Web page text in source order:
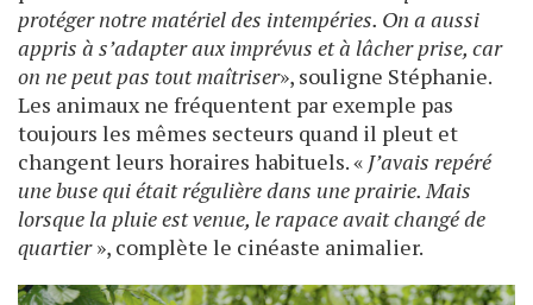
protéger notre matériel des intempéries. On a aussi
appris à s’adapter aux imprévus et à lâcher prise, car
on ne peut pas tout maîtriser», souligne Stéphanie.
Les animaux ne fréquentent par exemple pas
toujours les mêmes secteurs quand il pleut et
changent leurs horaires habituels. « J’avais repéré
une buse qui était régulière dans une prairie. Mais
lorsque la pluie est venue, le rapace avait changé de
quartier», complète le cinéaste animalier.